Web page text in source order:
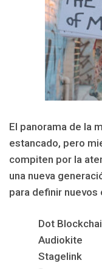
El panorama de la
estancado, pero
compiten por la
una nueva
para definir nuevos
Dot
Audiokite
Stagelink